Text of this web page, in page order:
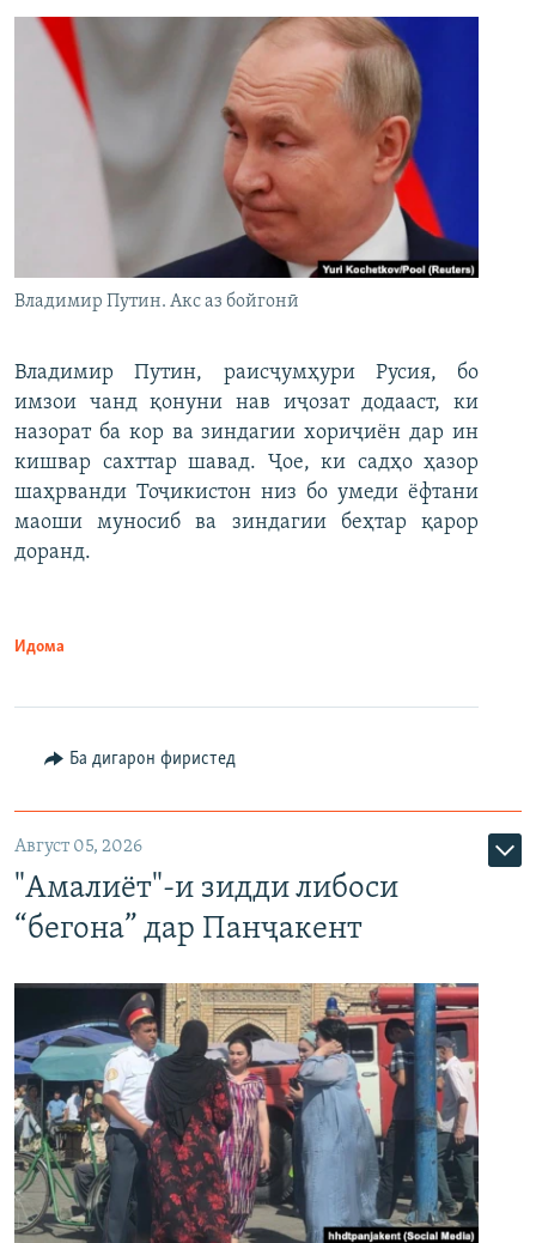
Владимир Путин. Акс аз бойгонӣ
Владимир Путин, раисҷумҳури Русия, бо
имзои чанд қонуни нав иҷозат додааст, ки
назорат ба кор ва зиндагии хориҷиён дар ин
кишвар сахттар шавад. Ҷое, ки садҳо ҳазор
шаҳрванди Тоҷикистон низ бо умеди ёфтани
маоши муносиб ва зиндагии беҳтар қарор
доранд.
Идома
Ба дигарон фиристед
Август 05, 2026
"Амалиёт"-и зидди либоси
“бегона” дар Панҷакент